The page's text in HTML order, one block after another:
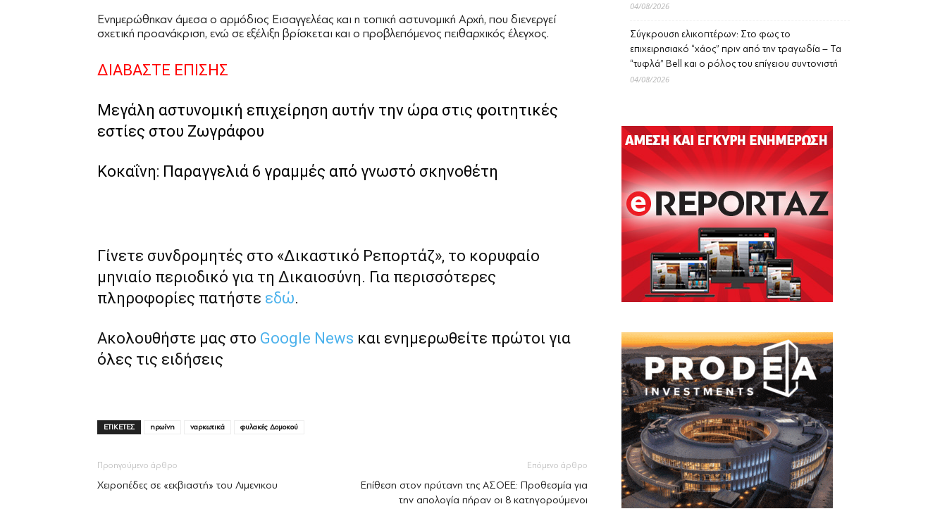
Ενημερώθηκαν άμεσα ο αρμόδιος Εισαγγελέας και η τοπική αστυνομική Αρχή, που διενεργεί
σχετική προανάκριση, ενώ σε εξέλιξη βρίσκεται και ο προβλεπόμενος πειθαρχικός έλεγχος.
ΔΙΑΒΑΣΤΕ ΕΠΙΣΗΣ
Μεγάλη αστυνομική επιχείρηση αυτήν την ώρα στις φοιτητικές
εστίες στου Ζωγράφου
Κοκαΐνη: Παραγγελιά 6 γραμμές από γνωστό σκηνοθέτη
Γίνετε συνδρομητές στο «Δικαστικό Ρεπορτάζ», το κορυφαίο
μηνιαίο περιοδικό για τη Δικαιοσύνη. Για περισσότερες
πληροφορίες πατήστε εδώ.
Ακολουθήστε μας στο Google News και ενημερωθείτε πρώτοι για
όλες τις ειδήσεις
ΕΤΙΚΕΤΕΣ ηρωίνη ναρκωτικά φυλακές Δομοκού
Προηγούμενο άρθρο
Χειροπέδες σε «εκβιαστή» του Λιμενικου
Επόμενο άρθρο
Επίθεση στον πρύτανη της ΑΣΟΕΕ: Προθεσμία για
την απολογία πήραν οι 8 κατηγορούμενοι
04/08/2026
Σύγκρουση ελικοπτέρων: Στο φως το
επιχειρησιακό “χάος” πριν από την τραγωδία – Τα
“τυφλά” Bell και ο ρόλος του επίγειου συντονιστή
04/08/2026